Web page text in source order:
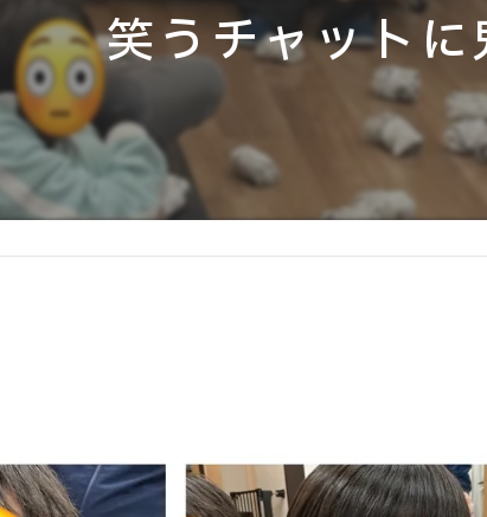
こども
専門
こど
笑うチャット